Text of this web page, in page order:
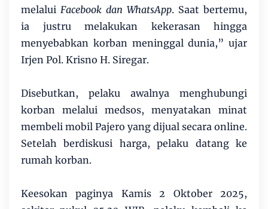
melalui Facebook dan WhatsApp. Saat bertemu,
ia justru melakukan kekerasan hingga
menyebabkan korban meninggal dunia,” ujar
Irjen Pol. Krisno H. Siregar.
Disebutkan, pelaku awalnya menghubungi
korban melalui medsos, menyatakan minat
membeli mobil Pajero yang dijual secara online.
Setelah berdiskusi harga, pelaku datang ke
rumah korban.
Keesokan paginya Kamis 2 Oktober 2025,